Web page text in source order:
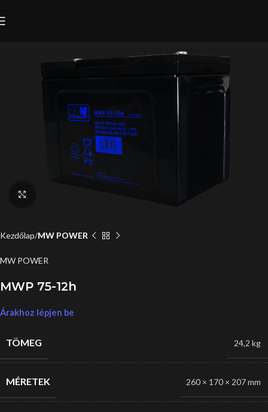
Kezdőlap MW POWER
MW POWER
MWP 75-12h
Árakhoz lépjen be
TÖMEG 24,2 kg
MÉRETEK 260 × 170 × 207 mm